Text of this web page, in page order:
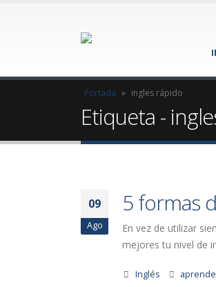
Portada » ingles rápido
Etiqueta -
09
Ago
5 formas
En vez de utilizar
mejores tu nivel de
Inglés